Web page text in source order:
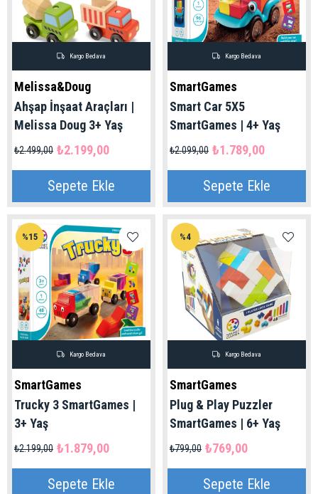
Melissa&Doug
Ahşap İnşaat Araçları |
Melissa Doug 3+ Yaş
₺2.199,00
₺2.499,00
Sepete Ekle
Kargo Bedava
SmartGames
Smart Car 5X5
SmartGames | 4+ Yaş
₺1.789,00
₺2.099,00
Sepete Ekle
Kargo Bedava
SmartGames
Trucky 3 SmartGames |
3+ Yaş
₺1.879,00
₺2.199,00
Sepete Ekle
%15
Kargo Bedava
SmartGames
Plug & Play Puzzler
SmartGames | 6+ Yaş
₺769,00
₺799,00
Sepete Ekle
%4
Kargo Bedava